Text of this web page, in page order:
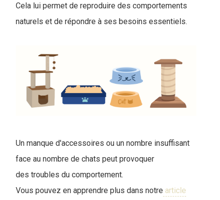
Cela lui permet de reproduire des comportements
naturels et de répondre à ses besoins essentiels.
Un manque d'accessoires ou un nombre insuffisant
face au nombre de chats peut provoquer
des troubles du comportement.
Vous pouvez en apprendre plus dans notre article